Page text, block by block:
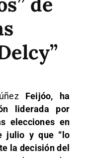
Feijóo, ha
liderada por
elecciones en
julio y que “lo
la decisión del